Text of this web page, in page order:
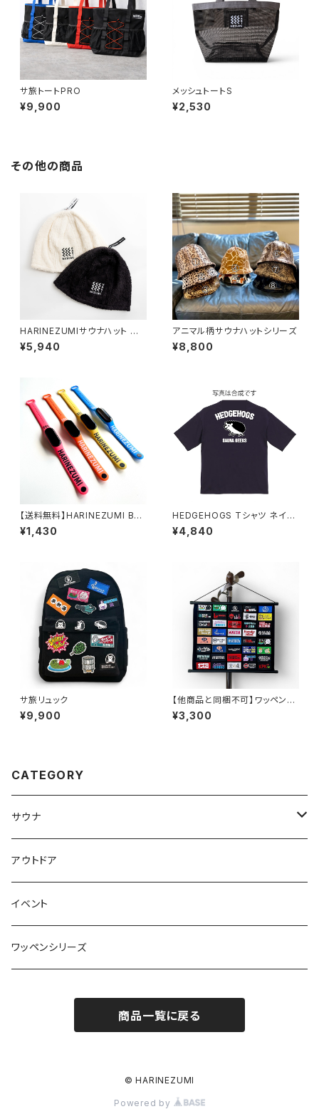
サ旅トートPRO
¥9,900
メッシュトートS
¥2,530
その他の商品
HARINEZUMIサウナハット 深
型
¥5,940
アニマル柄サウナハットシリーズ
¥8,800
【送料無料】HARINEZUMI Ban
d ストラップのみ
¥1,430
HEDGEHOGS Tシャツ ネイビ
ー
¥4,840
サ旅リュック
¥9,900
【他商品と同梱不可】ワッペンタ
ペストリー
¥3,300
CATEGORY
サウナ
グッズ
アパレル
アウトドア
イベント
ワッペンシリーズ
商品一覧に戻る
© HARINEZUMI
Powered by